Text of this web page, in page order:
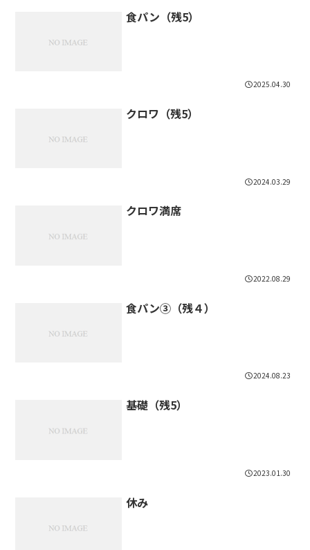
食パン（残5）
2025.04.30
クロワ（残5）
2024.03.29
クロワ満席
2022.08.29
食パン③（残４）
2024.08.23
基礎（残5）
2023.01.30
休み